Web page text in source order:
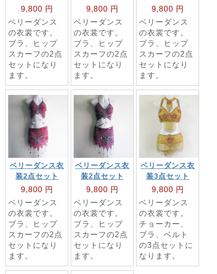
9,800 円
ベリーダンス
の衣裳です。
ブラ、ヒップ
スカーフの2点
セットになり
ます。
9,800 円
ベリーダンス
の衣裳です。
ブラ、ヒップ
スカーフの2点
セットになり
ます。
9,800 円
ベリーダンス
の衣裳です。
ブラ、ヒップ
スカーフの2点
セットになり
ます。
ベリーダンス衣
装2点セット
9,800 円
ベリーダンス
の衣裳です。
ブラ、ヒップ
スカーフの2点
セットになり
ます。
ベリーダンス衣
装2点セット
9,800 円
ベリーダンス
の衣裳です。
ブラ、ヒップ
スカーフの2点
セットになり
ます。
ベリーダンス衣
装3点セット
9,800 円
ベリーダンス
の衣裳です。
チョーカー、
ブラ、ベルト
の3点セットに
なります。